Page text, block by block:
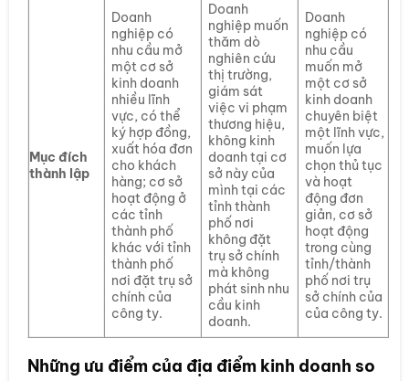
Mục đích
thành lập
Doanh
nghiệp có
nhu cầu mở
một cơ sở
kinh doanh
nhiều lĩnh
vực, có thể
ký hợp đồng,
xuất hóa đơn
cho khách
hàng; cơ sở
hoạt động ở
các tỉnh
thành phố
khác với tỉnh
thành phố
nơi đặt trụ sở
chính của
công ty.
Doanh
nghiệp muốn
thăm dò
nghiên cứu
thị trường,
giám sát
việc vi phạm
thương hiệu,
không kinh
doanh tại cơ
sở này của
mình tại các
tỉnh thành
phố nơi
không đặt
trụ sở chính
mà không
phát sinh nhu
cầu kinh
doanh.
Doanh
nghiệp có
nhu cầu
muốn mở
một cơ sở
kinh doanh
chuyên biệt
một lĩnh vực,
muốn lựa
chọn thủ tục
và hoạt
động đơn
giản, cơ sở
hoạt động
trong cùng
tỉnh/thành
phố nơi trụ
sở chính của
của công ty.
Những ưu điểm của địa điểm kinh doanh so